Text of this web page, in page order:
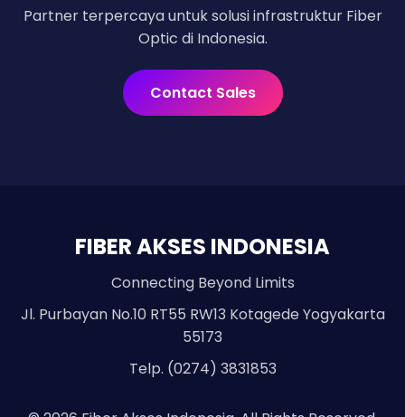
Partner terpercaya untuk solusi infrastruktur Fiber
Optic di Indonesia.
Contact Sales
FIBER AKSES INDONESIA
Connecting Beyond Limits
Jl. Purbayan No.10 RT55 RW13 Kotagede Yogyakarta
55173
Telp. (0274) 3831853